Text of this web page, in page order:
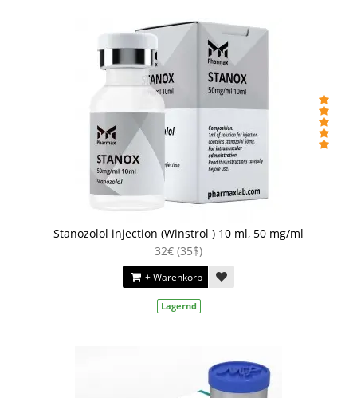
Stanozolol injection (Winstrol ) 10 ml, 50 mg/ml
32€ (35$)
+ Warenkorb
Lagernd